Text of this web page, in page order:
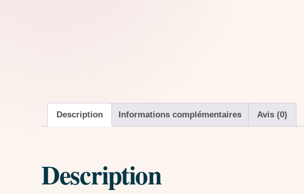
Description Informations complémentaires Avis (0)
Description